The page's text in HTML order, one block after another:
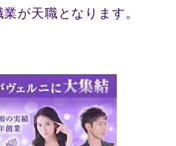
が天職となります。